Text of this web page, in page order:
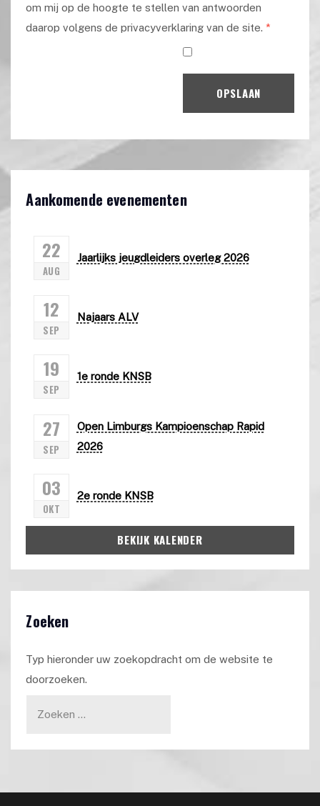
om mij op de hoogte te stellen van antwoorden
daarop volgens de privacyverklaring van de site. *
OPSLAAN
Aankomende evenementen
22
AUG
Jaarlijks jeugdleiders overleg 2026
12
SEP
Najaars ALV
19
SEP
1e ronde KNSB
27
SEP
Open Limburgs Kampioenschap Rapid
2026
03
OKT
2e ronde KNSB
BEKIJK KALENDER
Zoeken
Typ hieronder uw zoekopdracht om de website te
doorzoeken.